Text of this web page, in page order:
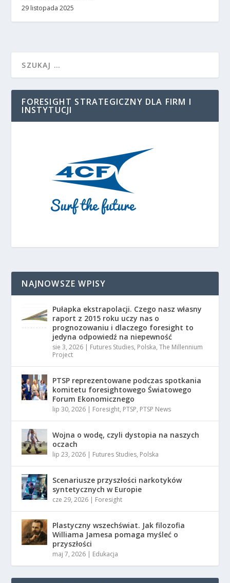
29 listopada 2025
FORESIGHT STRATEGICZNY DLA FIRM I
INSTYTUCJI
NAJNOWSZE WPISY
Pułapka ekstrapolacji. Czego nasz własny
raport z 2015 roku uczy nas o
prognozowaniu i dlaczego foresight to
jedyna odpowiedź na niepewność
sie 3, 2026 | Futures Studies, Polska,The Millennium
Project
PTSP reprezentowane podczas spotkania
komitetu foresightowego Światowego
Forum Ekonomicznego
lip 30, 2026 | Foresight, PTSP, PTSP News
Wojna o wodę, czyli dystopia na naszych
oczach
lip 23, 2026 | Futures Studies, Polska
Scenariusze przyszłości narkotyków
syntetycznych w Europie
cze 29, 2026 | Foresight
Plastyczny wszechświat. Jak filozofia
Williama Jamesa pomaga myśleć o
przyszłości
maj 7, 2026 | Edukacja